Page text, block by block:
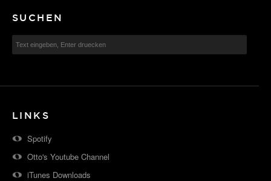
SUCHEN
LINKS
Spotify
Otto's Youtube Channel
iTunes Downloads